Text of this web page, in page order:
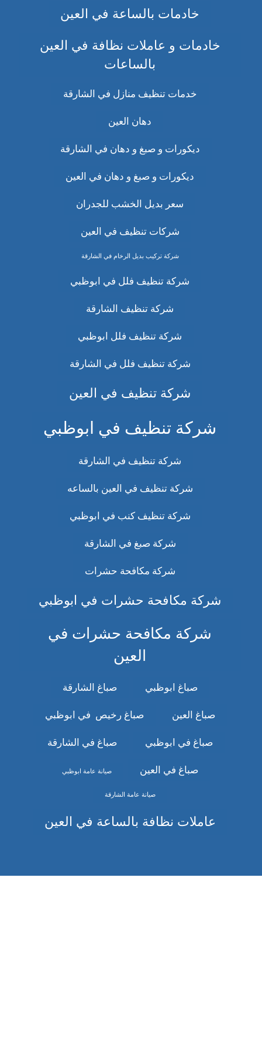
خادمات بالساعة في العين
خادمات و عاملات نظافة في العين
بالساعات
خدمات تنظيف منازل في الشارقة
دهان العين
ديكورات و صبغ و دهان في الشارقة
ديكورات و صبغ و دهان في العين
سعر بديل الخشب للجدران
شركات تنظيف في العين
شركة تركيب بديل الرخام في الشارقة
شركة تنظيف فلل في ابوظبي
شركة تنظيف الشارقة
شركة تنظيف فلل ابوظبي
شركة تنظيف فلل في الشارقة
شركة تنظيف في العين
شركة تنظيف في ابوظبي
شركة تنظيف في الشارقة
شركة تنظيف في العين بالساعه
شركة تنظيف كنب في ابوظبي
شركة صبغ في الشارقة
شركة مكافحة حشرات
شركة مكافحة حشرات في ابوظبي
شركة مكافحة حشرات في
العين
صباغ ابوظبي صباغ الشارقة
صباغ العين صباغ رخيص في ابوظبي
صباغ في ابوظبي صباغ في الشارقة
صباغ في العين صيانة عامة ابوظبي
صيانة عامة الشارقة
عاملات نظافة بالساعة في العين